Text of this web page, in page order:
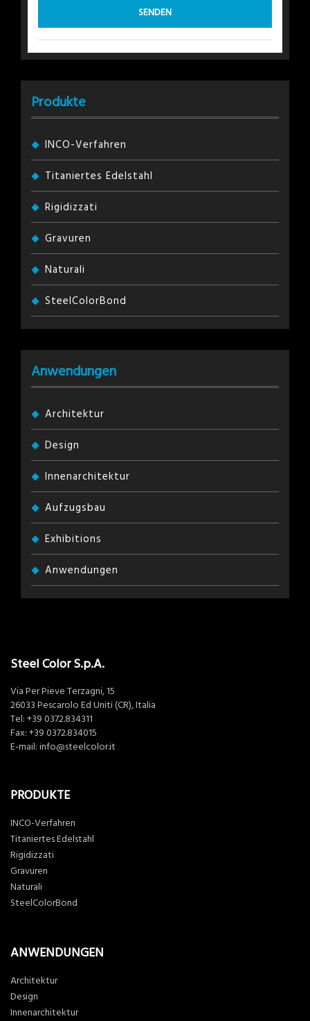
Produkte
INCO-Verfahren
Titaniertes Edelstahl
Rigidizzati
Gravuren
Naturali
SteelColorBond
Anwendungen
Architektur
Design
Innenarchitektur
Aufzugsbau
Exhibitions
Anwendungen
Steel Color S.p.A.
Via Per Pieve Terzagni, 15
26033 Pescarolo Ed Uniti (CR), Italia
Tel: +39 0372.834311
Fax: +39 0372.834015
E-mail: info@steelcolor.it
PRODUKTE
INCO-Verfahren
Titaniertes Edelstahl
Rigidizzati
Gravuren
Naturali
SteelColorBond
ANWENDUNGEN
Architektur
Design
Innenarchitektur